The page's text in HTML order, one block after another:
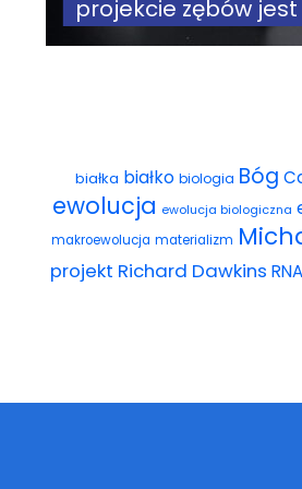
projekcie zębów jest
białka białko biologia Bóg
ewolucja ewolucja biologiczna
makroewolucja materializm
projekt Richard Dawkins RNA